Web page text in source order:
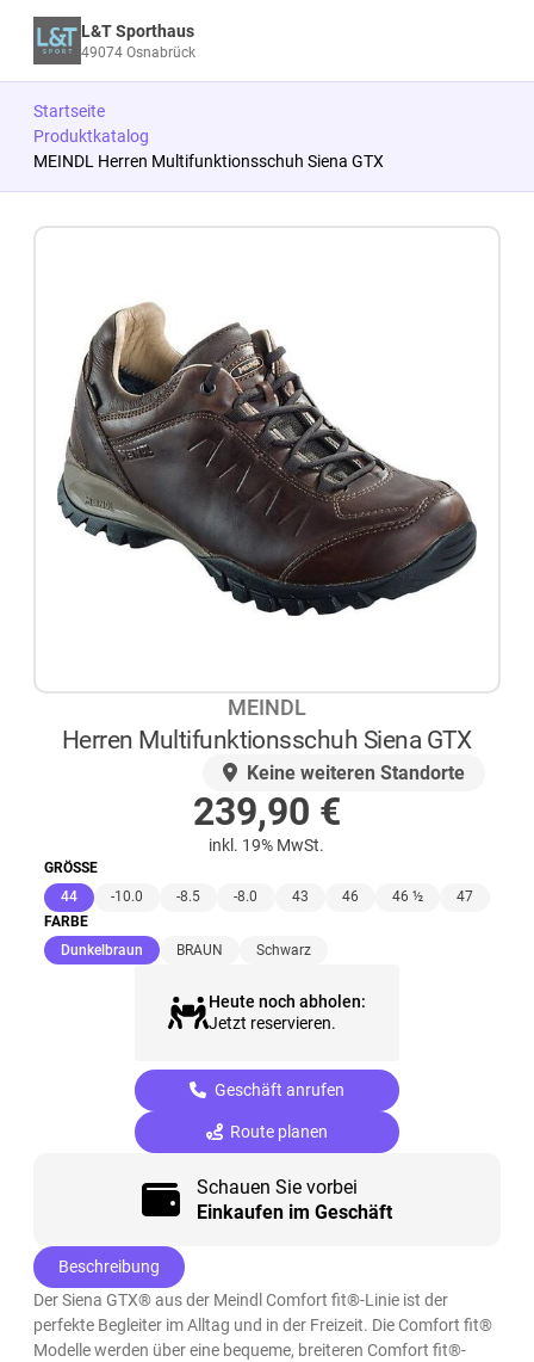
L&T Sporthaus
49074 Osnabrück
Startseite
Produktkatalog
MEINDL Herren Multifunktionsschuh Siena GTX
MEINDL
Herren Multifunktionsschuh Siena GTX
Keine weiteren Standorte
239,90 €
inkl. 19% MwSt.
GRÖSSE
44(ausgewählt)
-10.0 -8.5 -8.0 43 46 46 ½
47
FARBE
Dunkelbraun(ausgewählt)
BRAUN Schwarz
Heute noch abholen:
Jetzt reservieren.
Geschäft anrufen
Route planen
Schauen Sie vorbei
Einkaufen im Geschäft
Beschreibung
Der Siena GTX® aus der Meindl Comfort fit®-Linie ist der
perfekte Begleiter im Alltag und in der Freizeit. Die Comfort fit®
Modelle werden über eine bequeme, breiteren Comfort fit®-